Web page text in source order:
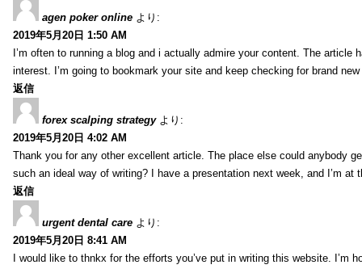
agen poker online より:
2019年5月20日 1:50 AM
I’m often to running a blog and i actually admire your content. The article
interest. I’m going to bookmark your site and keep checking for brand
返信
forex scalping strategy より:
2019年5月20日 4:02 AM
Thank you for any other excellent article. The place else could anybody
such an ideal way of writing? I have a presentation next week, and I’m at
返信
urgent dental care より:
2019年5月20日 8:41 AM
I would like to thnkx for the efforts you’ve put in writing this website. I’m